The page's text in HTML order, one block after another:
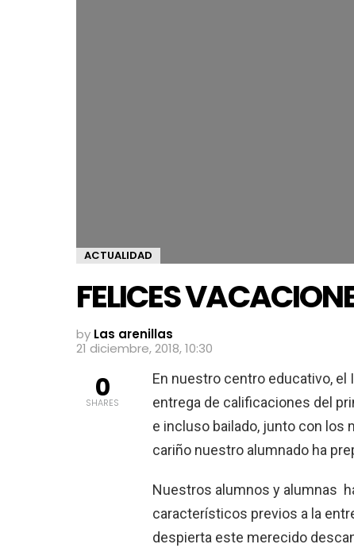
ACTUALIDAD
FELICES
by Las arenillas
21 diciembre, 2018, 10:30
En nuestro centro educativo, el
entrega de calificaciones del
e incluso bailado, junto con los
cariño nuestro alumnado ha
Nuestros alumnos y alumnas
característicos previos a la
despierta este merecido
0
SHARES